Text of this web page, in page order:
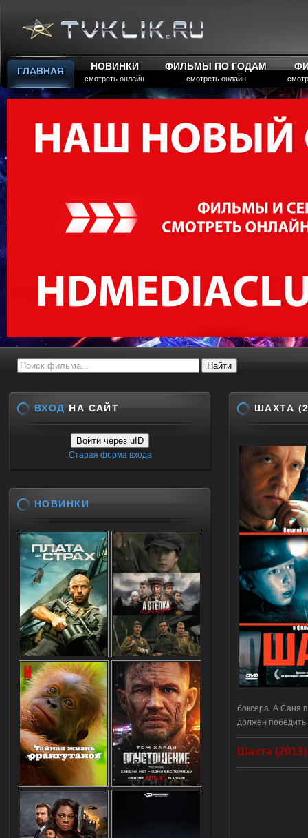
ГЛАВНАЯ НОВИНКИ
смотреть онлайн
ФИЛЬМЫ ПО ГОДАМ
смотреть онлайн
ШАХТА
боксера. А Саня
должен победить
Шахта
ВХОД НА САЙТ
Войти через uID
Старая форма входа
НОВИНКИ